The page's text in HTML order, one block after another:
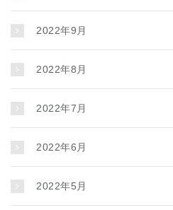
2022年9月
2022年8月
2022年7月
2022年6月
2022年5月